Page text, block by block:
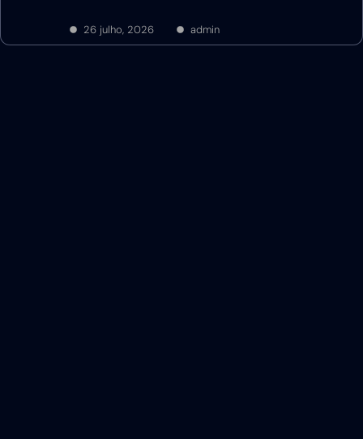
26 julho, 2026 admin